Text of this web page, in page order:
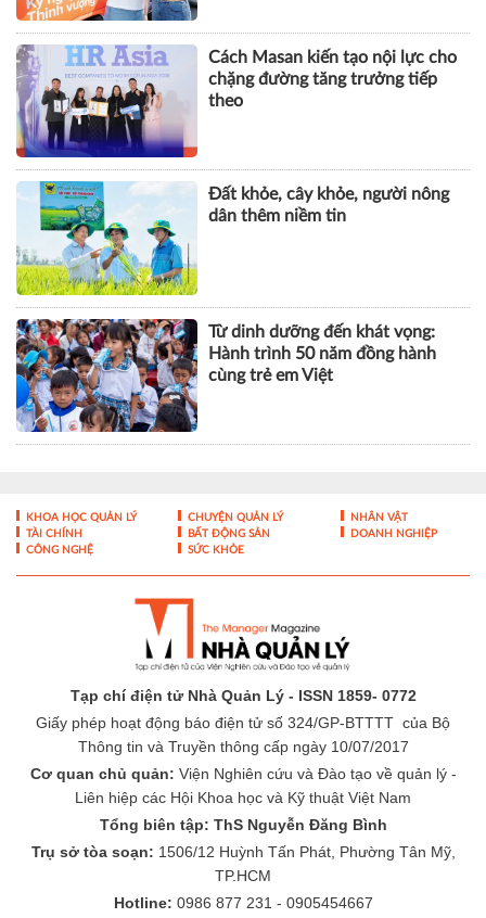
Cách Masan kiến tạo nội lực cho
chặng đường tăng trưởng tiếp
theo
Đất khỏe, cây khỏe, người nông
dân thêm niềm tin
Từ dinh dưỡng đến khát vọng:
Hành trình 50 năm đồng hành
cùng trẻ em Việt
KHOA HỌC QUẢN LÝ CHUYỆN QUẢN LÝ
NHÂN VẬT
TÀI CHÍNH
BẤT ĐỘNG SẢN
DOANH NGHIỆP
CÔNG NGHỆ
SỨC KHỎE
Tạp chí điện tử Nhà Quản Lý - ISSN 1859- 0772
Giấy phép hoạt động báo điện tử số 324/GP-BTTTT của Bộ
Thông tin và Truyền thông cấp ngày 10/07/2017
Cơ quan chủ quản: Viện Nghiên cứu và Đào tạo về quản lý -
Liên hiệp các Hội Khoa học và Kỹ thuật Việt Nam
Tổng biên tập: ThS Nguyễn Đăng Bình
Trụ sở tòa soạn: 1506/12 Huỳnh Tấn Phát, Phường Tân Mỹ,
TP.HCM
Hotline: 0986 877 231 - 0905454667